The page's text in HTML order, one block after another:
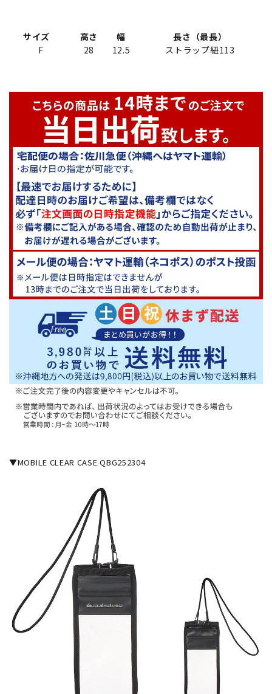
サイズ 高さ 幅
長さ（最長）
F
28 12.5 ストラップ紐113
▼MOBILE CLEAR CASE QBG252304